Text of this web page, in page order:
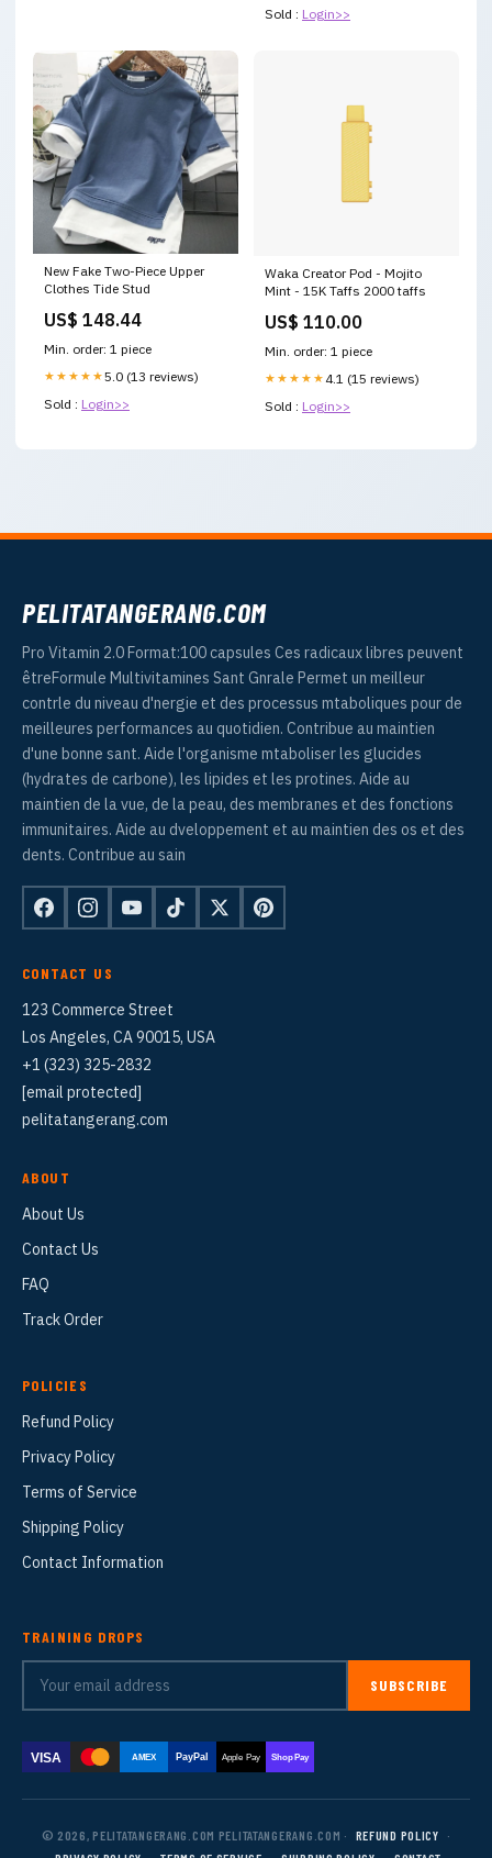
Sold : Login>>
New Fake Two-Piece Upper
Clothes Tide Stud
US$ 148.44
Min. order: 1 piece
★★★★★5.0 (13 reviews)
Sold : Login>>
Waka Creator Pod - Mojito
Mint - 15K Taffs 2000 taffs
US$ 110.00
Min. order: 1 piece
★★★★★ 4.1 (15 reviews)
Sold : Login>>
PELITATANGERANG.COM
Pro Vitamin 2.0 Format:100 capsules Ces radicaux libres peuvent
êtreFormule Multivitamines Sant Gnrale Permet un meilleur
contrle du niveau d'nergie et des processus mtaboliques pour de
meilleures performances au quotidien. Contribue au maintien
d'une bonne sant. Aide l'organisme mtaboliser les glucides
(hydrates de carbone), les lipides et les protines. Aide au
maintien de la vue, de la peau, des membranes et des fonctions
immunitaires. Aide au dveloppement et au maintien des os et des
dents. Contribue au sain
CONTACT US
123 Commerce Street
Los Angeles, CA 90015, USA
+1 (323) 325-2832
[email protected]
pelitatangerang.com
ABOUT
About Us
Contact Us
FAQ
Track Order
POLICIES
Refund Policy
Privacy Policy
Terms of Service
Shipping Policy
Contact Information
TRAINING DROPS
SUBSCRIBE
VISA AMEX PayPal Apple Pay Shop Pay
© 2026, PELITATANGERANG.COM PELITATANGERANG.COM · REFUND POLICY
·